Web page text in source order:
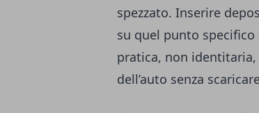
spezzato. Inserire
su quel punto
pratica, non identitaria,
dell’auto senza